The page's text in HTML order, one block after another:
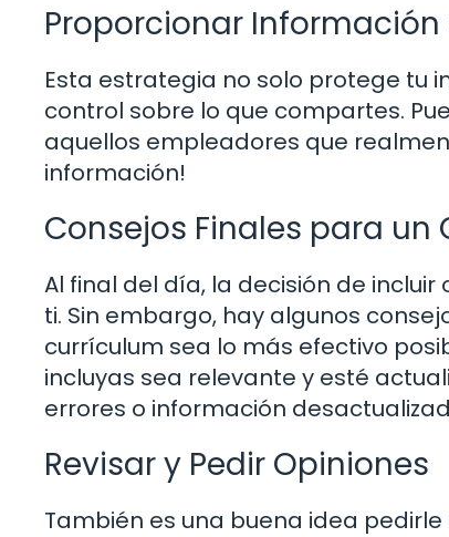
Proporcionar
Esta estrategia no solo protege tu
control sobre lo que compartes.
aquellos empleadores que
información!
Consejos Finales para un
Al final del día, la decisión de
ti. Sin embargo, hay algunos
currículum sea lo más efectivo
incluyas sea relevante y esté
errores o información
Revisar y Pedir Opiniones
También es una buena idea